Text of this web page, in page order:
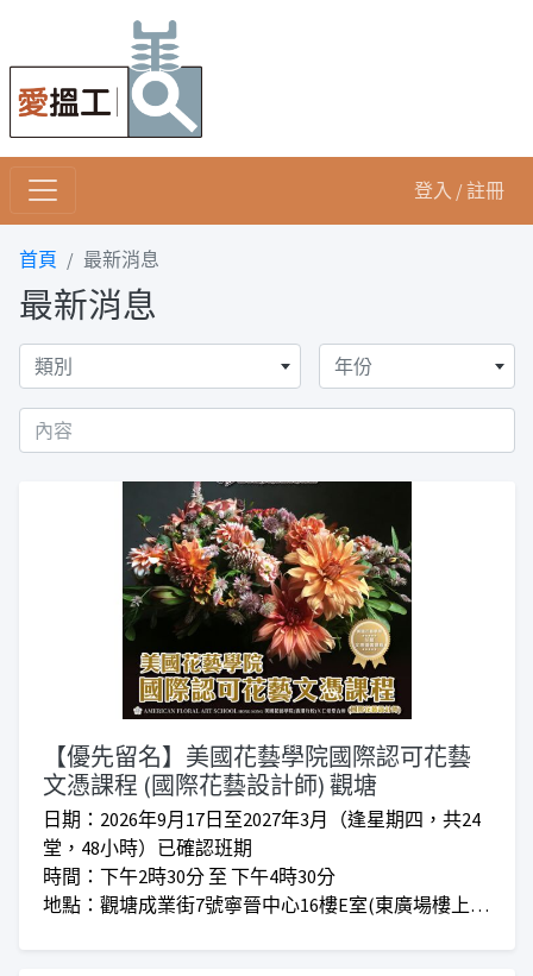
登入 / 註冊
首頁 最新消息
最新消息
類別 年份
【優先留名】美國花藝學院國際認可花藝
文憑課程 (國際花藝設計師) 觀塘
日期：2026年9月17日至2027年3月（逢星期四，共24
堂，48小時）已確認班期
時間：下午2時30分 至 下午4時30分
地點：觀塘成業街7號寧晉中心16樓E室(東廣場樓上)